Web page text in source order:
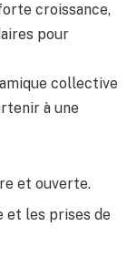
croissance,
pour
collective
à une
et ouverte.
et les prises de